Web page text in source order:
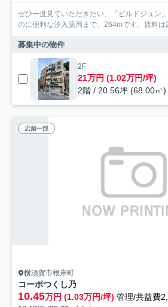
ぜひ一度見ていただきたい、「ビルドジュン
のに便利な汐入薬局まで、264mです。賃料は
募集中の物件
2F
21万円 (1.02万円/坪)
2階 / 20.56坪 (68.00㎡)
店舗一部
横須賀市根岸町
コーポつくし乃
10.45万円 (1.03万円/坪) 管理/共益費